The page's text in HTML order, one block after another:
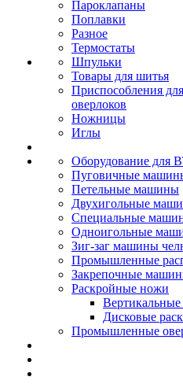
Пароклапаны
Поплавки
Разное
Термостаты
Шпульки
Товары для шитья
Приспособления
оверлоков
Ножницы
Иглы
Оборудование для
Пуговичные
Петельные машины
Двухигольные
Специальные
Одноигольные
Зиг-заг машины
Промышленные
Закрепочные
Раскройные ножи
Дисковые
Промышленные